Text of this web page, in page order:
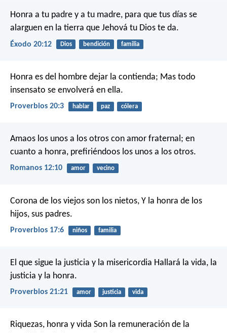
Honra a tu padre y a tu madre, para que tus días se
alarguen en la tierra que Jehová tu Dios te da.
Éxodo 20:12 Dios bendición familia
Honra es del hombre dejar la contienda; Mas todo
insensato se envolverá en ella.
Proverbios 20:3 hablar paz cólera
Amaos los unos a los otros con amor fraternal; en
cuanto a honra, prefiriéndoos los unos a los otros.
Romanos 12:10 amor vecino
Corona de los viejos son los nietos, Y la honra de los
hijos, sus padres.
Proverbios 17:6 niños familia
El que sigue la justicia y la misericordia Hallará la vida, la
justicia y la honra.
Proverbios 21:21 amor justicia vida
Riquezas, honra y vida Son la remuneración de la